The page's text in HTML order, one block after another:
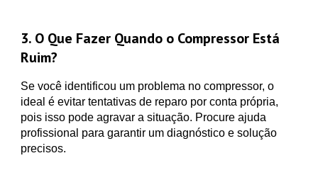
3. O Que Fazer Quando o Compressor Está
Ruim?
Se você identificou um problema no compressor, o
ideal é evitar tentativas de reparo por conta própria,
pois isso pode agravar a situação. Procure ajuda
profissional para garantir um diagnóstico e solução
precisos.